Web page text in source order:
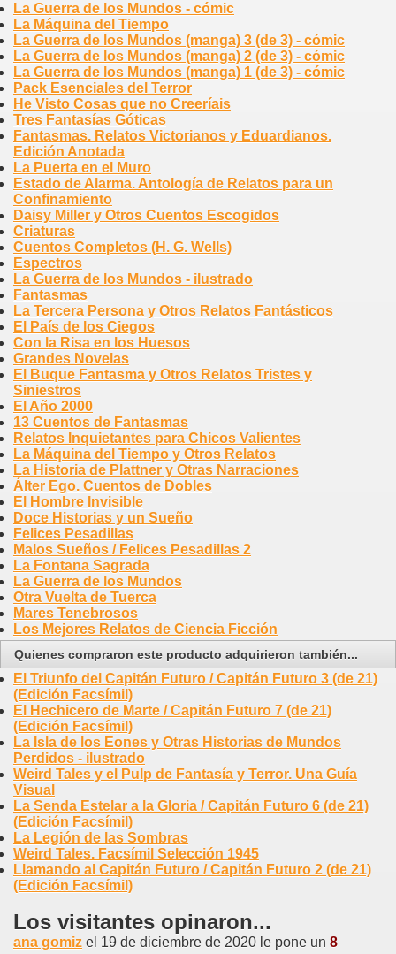
La Guerra de los Mundos - cómic
La Máquina del Tiempo
La Guerra de los Mundos (manga) 3 (de 3) - cómic
La Guerra de los Mundos (manga) 2 (de 3) - cómic
La Guerra de los Mundos (manga) 1 (de 3) - cómic
Pack Esenciales del Terror
He Visto Cosas que no Creeríais
Tres Fantasías Góticas
Fantasmas. Relatos Victorianos y Eduardianos.
Edición Anotada
La Puerta en el Muro
Estado de Alarma. Antología de Relatos para un
Confinamiento
Daisy Miller y Otros Cuentos Escogidos
Criaturas
Cuentos Completos (H. G. Wells)
Espectros
La Guerra de los Mundos - ilustrado
Fantasmas
La Tercera Persona y Otros Relatos Fantásticos
El País de los Ciegos
Con la Risa en los Huesos
Grandes Novelas
El Buque Fantasma y Otros Relatos Tristes y
Siniestros
El Año 2000
13 Cuentos de Fantasmas
Relatos Inquietantes para Chicos Valientes
La Máquina del Tiempo y Otros Relatos
La Historia de Plattner y Otras Narraciones
Álter Ego. Cuentos de Dobles
El Hombre Invisible
Doce Historias y un Sueño
Felices Pesadillas
Malos Sueños / Felices Pesadillas 2
La Fontana Sagrada
La Guerra de los Mundos
Otra Vuelta de Tuerca
Mares Tenebrosos
Los Mejores Relatos de Ciencia Ficción
Quienes compraron este producto adquirieron también...
El Triunfo del Capitán Futuro / Capitán Futuro 3 (de 21)
(Edición Facsímil)
El Hechicero de Marte / Capitán Futuro 7 (de 21)
(Edición Facsímil)
La Isla de los Eones y Otras Historias de Mundos
Perdidos - ilustrado
Weird Tales y el Pulp de Fantasía y Terror. Una Guía
Visual
La Senda Estelar a la Gloria / Capitán Futuro 6 (de 21)
(Edición Facsímil)
La Legión de las Sombras
Weird Tales. Facsímil Selección 1945
Llamando al Capitán Futuro / Capitán Futuro 2 (de 21)
(Edición Facsímil)
Los visitantes opinaron...
ana gomiz el 19 de diciembre de 2020 le pone un 8